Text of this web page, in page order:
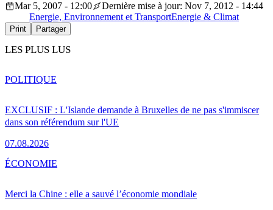
Mar 5, 2007 - 12:00
Dernière mise à jour: Nov 7, 2012 - 14:44
Energie, Environnement et TransportEnergie & Climat
Print Partager
LES PLUS LUS
EXCLUSIF : L'Islande demande à Bruxelles de ne pas s'immiscer
dans son référendum sur l'UE
07.08.2026
POLITIQUE
Merci la Chine : elle a sauvé l’économie mondiale
ÉCONOMIE